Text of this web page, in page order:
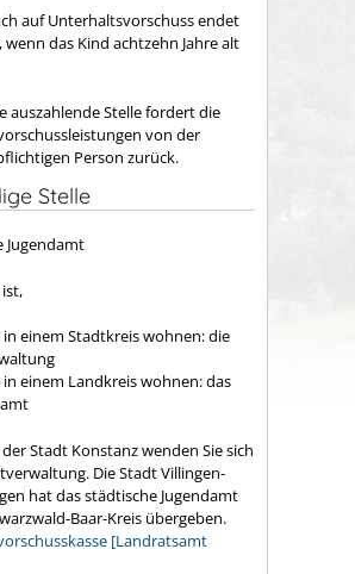
auf Unterhaltsvorschuss endet
wenn das Kind achtzehn Jahre alt
auszahlende Stelle fordert die
von der
Person zurück.
Stelle
Jugendamt
in einem Stadtkreis wohnen: die
in einem Landkreis wohnen: das
Stadt Konstanz wenden Sie sich
Die Stadt Villingen-
hat das städtische Jugendamt
Baar-Kreis übergeben.
[Landratsamt